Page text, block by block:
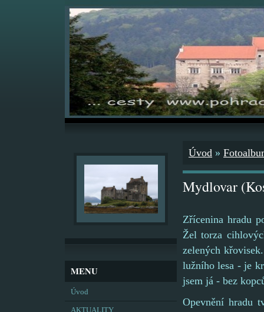
MENU
Úvod
Úvod »
Mydlovar
Zřícenina hradu
Žel torza
zelených
lužního lesa - je
jsem já - bez
Opevnění hradu